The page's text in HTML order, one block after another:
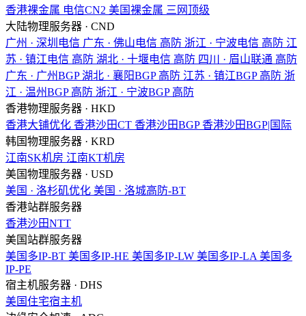
香港裸金属 电信CN2 美国裸金属 三网顶级
大陆物理服务器 · CND
广州 · 深圳电信 广东 · 佛山电信 高防 浙江 · 宁波电信 高防 江
苏 · 镇江电信 高防 湖北 · 十堰电信 高防 四川 · 眉山联通 高防
广东 · 广州BGP 湖北 · 襄阳BGP 高防 江苏 · 镇江BGP 高防 浙
江 · 温州BGP 高防 浙江 · 宁波BGP 高防
香港物理服务器 · HKD
香港大铺优化 香港沙田CT 香港沙田BGP 香港沙田BGP|国际
韩国物理服务器 · KRD
江南SK机房 江南KT机房
美国物理服务器 · USD
美国 · 洛杉矶优化 美国 · 洛城高防-BT
香港站群服务器
香港沙田NTT
美国站群服务器
美国多IP-BT 美国多IP-HE 美国多IP-LW 美国多IP-LA 美国多
IP-PE
宿主机服务器 · DHS
美国住宅宿主机